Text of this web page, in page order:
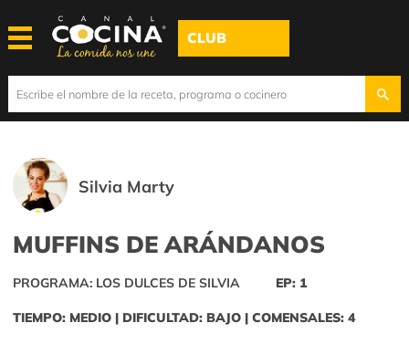
CLUB
Silvia Marty
MUFFINS DE ARÁNDANOS
PROGRAMA: LOS DULCES DE SILVIA EP: 1
TIEMPO: MEDIO | DIFICULTAD: BAJO | COMENSALES: 4